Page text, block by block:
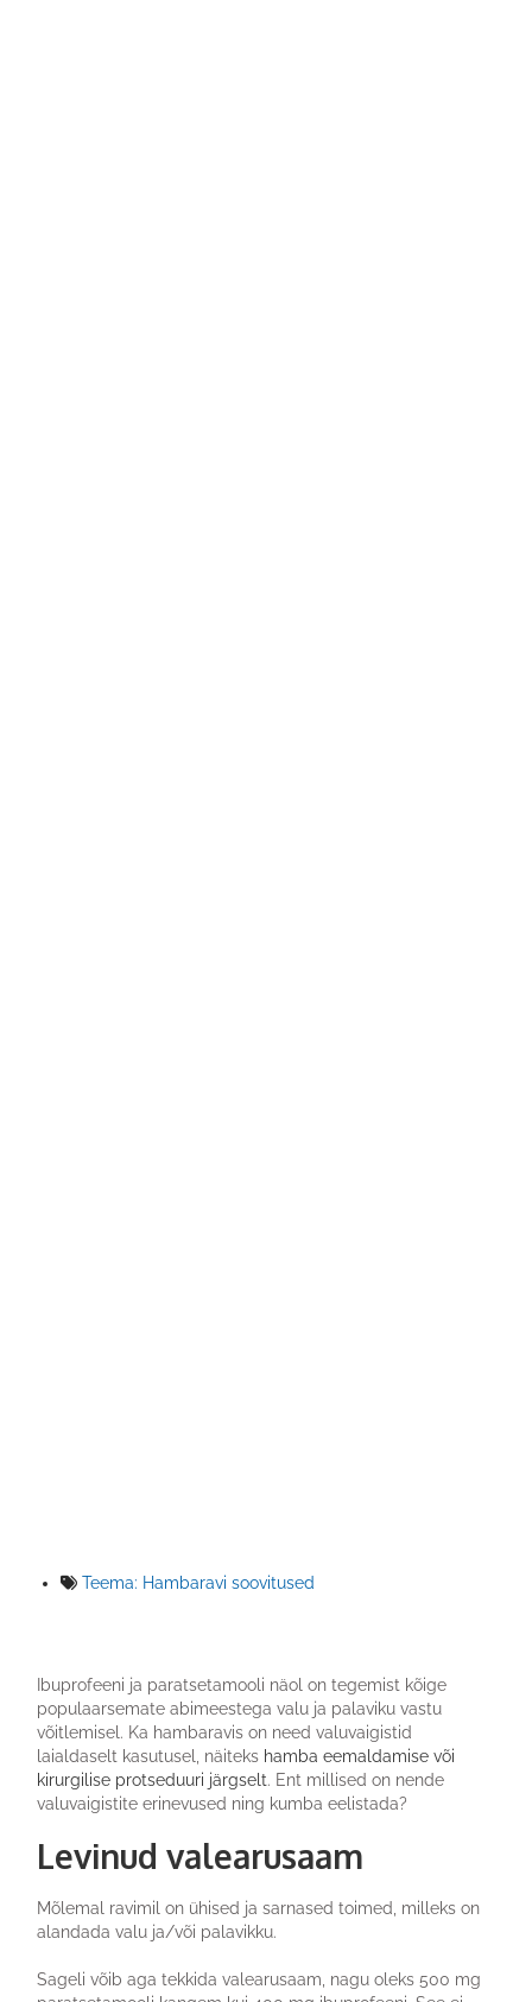
Teema: Hambaravi soovitused
Ibuprofeeni ja paratsetamooli näol on tegemist kõige
populaarsemate abimeestega valu ja palaviku vastu
võitlemisel. Ka hambaravis on need valuvaigistid
laialdaselt kasutusel, näiteks hamba eemaldamise või
kirurgilise protseduuri järgselt. Ent millised on nende
valuvaigistite erinevused ning kumba eelistada?
Levinud valearusaam
Mõlemal ravimil on ühised ja sarnased toimed, milleks on
alandada valu ja/või palavikku.
Sageli võib aga tekkida valearusaam, nagu oleks 500 mg